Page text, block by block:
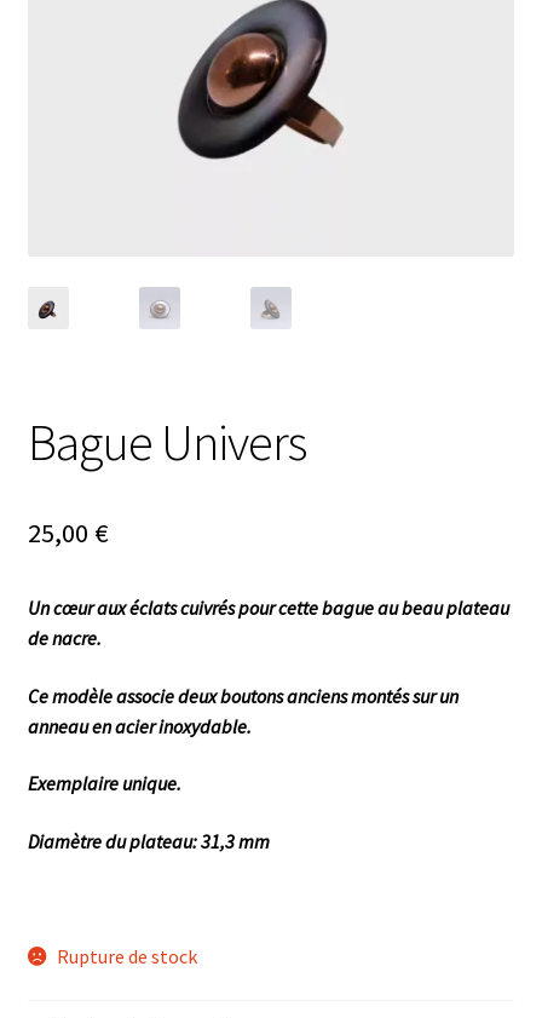
Bague Univers
25,00 €
Un cœur aux éclats cuivrés pour cette bague au beau plateau
de nacre.
Ce modèle associe deux boutons anciens montés sur un
anneau en acier inoxydable.
Exemplaire unique.
Diamètre du plateau: 31,3 mm
Rupture de stock